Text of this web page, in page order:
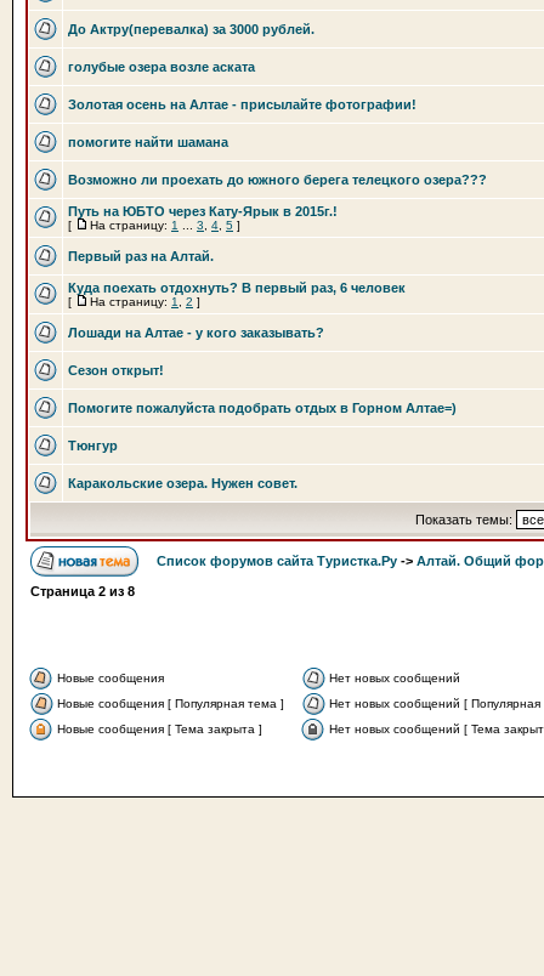
До Актру(перевалка) за 3000 рублей.
голубые озера возле аската
Золотая осень на Алтае - присылайте фотографии!
помогите найти шамана
Возможно ли проехать до южного берега телецкого озера???
Путь на ЮБТО через Кату-Ярык в 2015г.!
[ На страницу: 1 3 4 5 ]
Первый раз на Алтай.
Куда поехать отдохнуть? В первый раз, 6 человек
[ На страницу: 1 2 ]
Лошади на Алтае - у кого заказывать?
Сезон открыт!
Помогите пожалуйста подобрать отдых в Горном Алтае=)
Тюнгур
Каракольские озера. Нужен совет.
Показать темы:
Список форумов сайта Туристка.Ру -> Алтай. Общий
Страница 2 из 8
Новые сообщения
Нет новых сообщений
Новые сообщения [ Популярная тема ]
Нет новых сообщений [ Популярная
Новые сообщения [ Тема закрыта ]
Нет новых сообщений [ Тема